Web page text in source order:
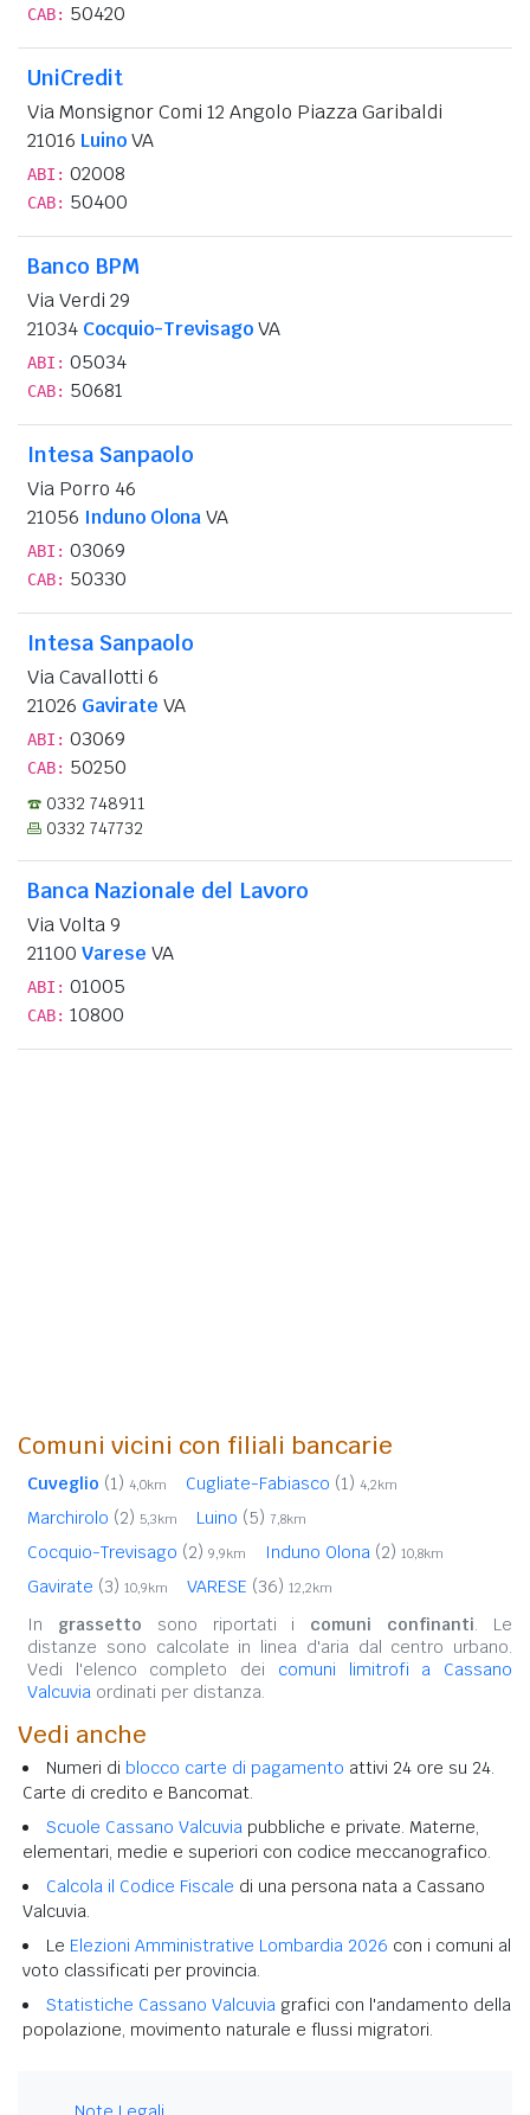
CAB: 50420
UniCredit
Via Monsignor Comi 12 Angolo Piazza Garibaldi
21016 LuinoVA
ABI: 02008
CAB: 50400
Banco BPM
Via Verdi 29
21034 Cocquio-TrevisagoVA
ABI: 05034
CAB: 50681
Intesa Sanpaolo
Via Porro 46
21056 Induno OlonaVA
ABI: 03069
CAB: 50330
Intesa Sanpaolo
Via Cavallotti 6
21026 Gavirate VA
ABI: 03069
CAB: 50250
0332 748911
0332 747732
Banca Nazionale del Lavoro
Via Volta 9
21100 Varese VA
ABI: 01005
CAB: 10800
Comuni vicini con filiali bancarie
Cuveglio (1) 4,0km Cugliate-Fabiasco (1) 4,2km
Marchirolo (2) 5,3km Luino (5) 7,8km
Cocquio-Trevisago (2) 9,9km Induno Olona (2) 10,8km
Gavirate (3) 10,9km VARESE (36) 12,2km
In grassetto sono riportati i comuni confinanti. Le
distanze sono calcolate in linea d'aria dal centro urbano.
Vedi l'elenco completo dei comuni limitrofi a Cassano
Valcuvia ordinati per distanza.
Vedi anche
Numeri di blocco carte di pagamento attivi 24 ore su 24.
Carte di credito e Bancomat.
Scuole Cassano Valcuvia pubbliche e private. Materne,
elementari, medie e superiori con codice meccanografico.
Calcola il Codice Fiscale di una persona nata a Cassano
Valcuvia.
Le Elezioni Amministrative Lombardia 2026 con i comuni al
voto classificati per provincia.
Statistiche Cassano Valcuvia grafici con l'andamento della
popolazione, movimento naturale e flussi migratori.